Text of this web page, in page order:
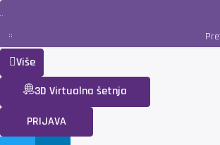
Više
3D Virtualna šetnja
PRIJAVA